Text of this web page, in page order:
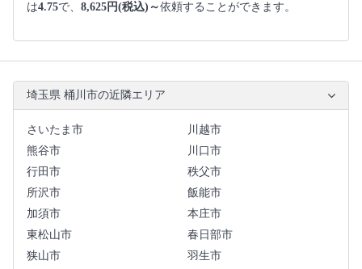
は4.75で、 8,625円(税込)～依頼することができます。
埼玉県 桶川市の近隣エリア
さいたま市
川越市
熊谷市
川口市
行田市
秩父市
所沢市
飯能市
加須市
本庄市
東松山市
春日部市
狭山市
羽生市